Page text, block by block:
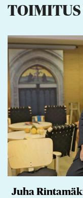
TOIMITUS
Juha